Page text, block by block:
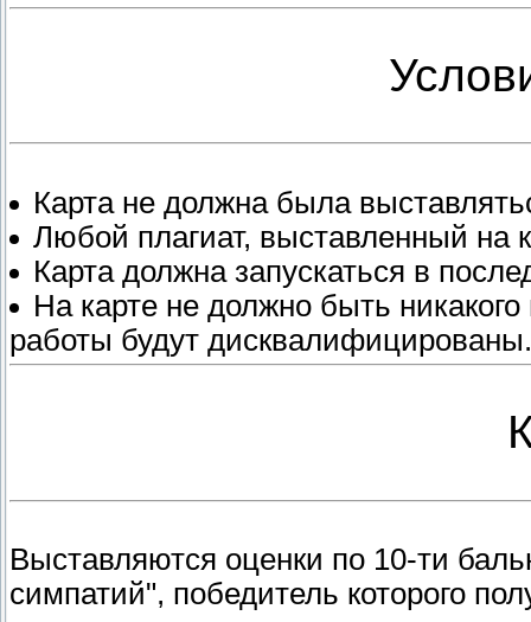
Карта не должна была
Любой плагиат, выставленный на
Карта должна запускаться в
На карте не должно быть
работы будут дисквалифицированы.
Выставляются оценки по 10-ти
симпатий", победитель которого